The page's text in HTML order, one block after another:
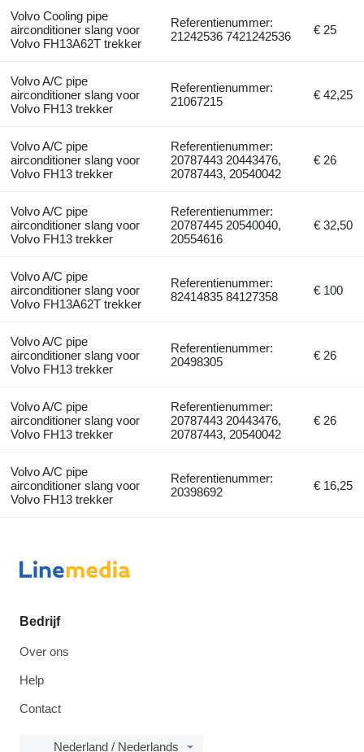
Volvo Cooling pipe
airconditioner slang voor
Volvo FH13A62T trekker
Referentienummer:
21242536 7421242536
€ 25
Volvo A/C pipe
airconditioner slang voor
Volvo FH13 trekker
Referentienummer:
21067215
€ 42,25
Volvo A/C pipe
airconditioner slang voor
Volvo FH13 trekker
Referentienummer:
20787443 20443476,
20787443, 20540042
€ 26
Volvo A/C pipe
airconditioner slang voor
Volvo FH13 trekker
Referentienummer:
20787445 20540040,
20554616
€ 32,50
Volvo A/C pipe
airconditioner slang voor
Volvo FH13A62T trekker
Referentienummer:
82414835 84127358
€ 100
Volvo A/C pipe
airconditioner slang voor
Volvo FH13 trekker
Referentienummer:
20498305
€ 26
Volvo A/C pipe
airconditioner slang voor
Volvo FH13 trekker
Referentienummer:
20787443 20443476,
20787443, 20540042
€ 26
Volvo A/C pipe
airconditioner slang voor
Volvo FH13 trekker
Referentienummer:
20398692
€ 16,25
Bedrijf
Over ons
Help
Contact
Nederland / Nederlands